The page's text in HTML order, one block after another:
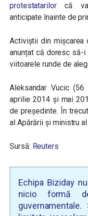
protestatarilorcă va
anticipate înainte de
Activiștii din
anunțat că doresc să-
viitoarele runde de
Aleksandar Vucic
aprilie 2014 și mai
de președinte. În
al Apărării și ministru
Sursă: Reuters
Echipa Biziday
nicio formă